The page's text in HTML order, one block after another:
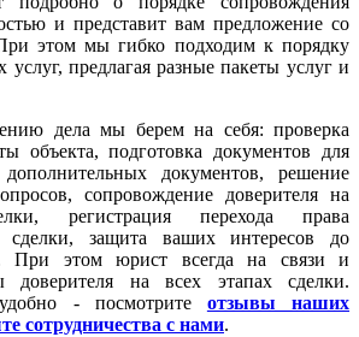
и представит вам предложение со
этом мы гибко подходим к порядку
предлагая разные пакеты услуг и
дела мы берем на себя: проверка
объекта, подготовка документов для
документов, решение
сопровождение доверителя на
регистрация перехода права
сделки, защита ваших интересов до
При этом юрист всегда на связи и
доверителя на всех этапах сделки.
- посмотрите отзывы наших
сотрудничества с нами.